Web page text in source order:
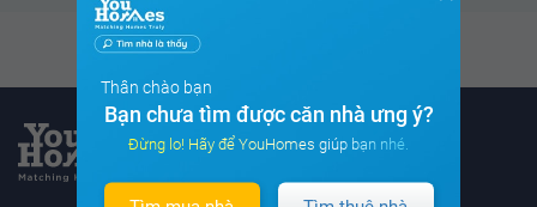
Danh sách tin đã xem trống
Thân chào bạn
Bạn chưa tìm được căn nhà ưng ý?
Đừng lo! Hãy để YouHomes giúp bạn nhé.